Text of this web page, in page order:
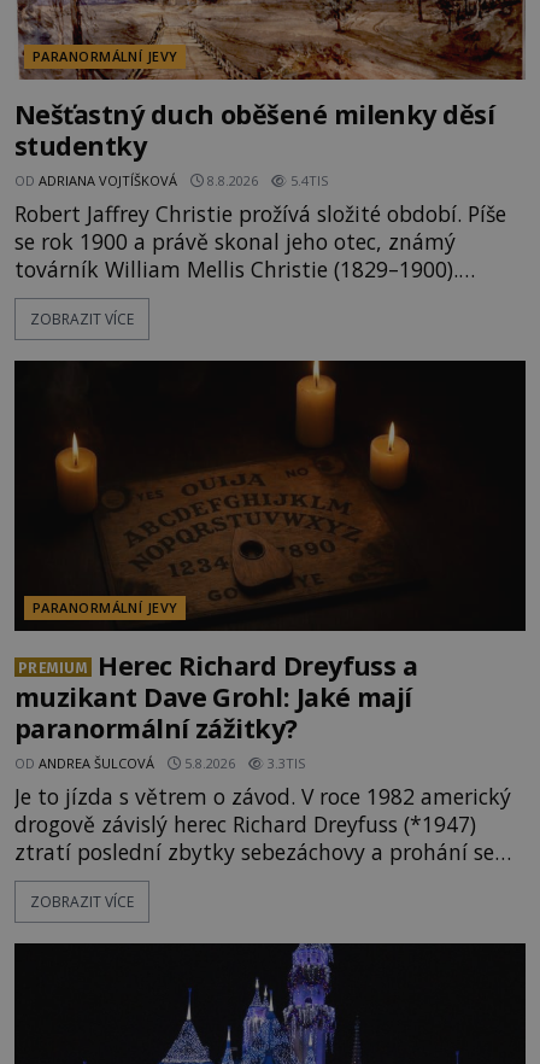
PARANORMÁLNÍ JEVY
Nešťastný duch oběšené milenky děsí
studentky
OD ADRIANA VOJTÍŠKOVÁ 8.8.2026 5.4TIS
Robert Jaffrey Christie prožívá složité období. Píše
se rok 1900 a právě skonal jeho otec, známý
továrník William Mellis Christie (1829–1900).
Smutná událost je ale doprovázena ohromným
dědictvím... Robertu připadne rodinné sídlo v
ta, na niž přijde Robert, by jen tak někoho
ZOBRAZIT VÍCE
PARANORMÁLNÍ JEVY
PREMIUM
Herec Richard Dreyfuss a
muzikant Dave Grohl: Jaké mají
paranormální zážitky?
OD ANDREA ŠULCOVÁ 5.8.2026 3.3TIS
Je to jízda s větrem o závod. V roce 1982 americký
drogově závislý herec Richard Dreyfuss (*1947)
ztratí poslední zbytky sebezáchovy a prohání se
po silnicích ve svém mercedesu jako utržený ze
řetězu. Vše vyvrcholí katastrofou, když to Dreyfuss
následně nalezne schovaný kokain. Tímto
momentem se slavnému
ZOBRAZIT VÍCE